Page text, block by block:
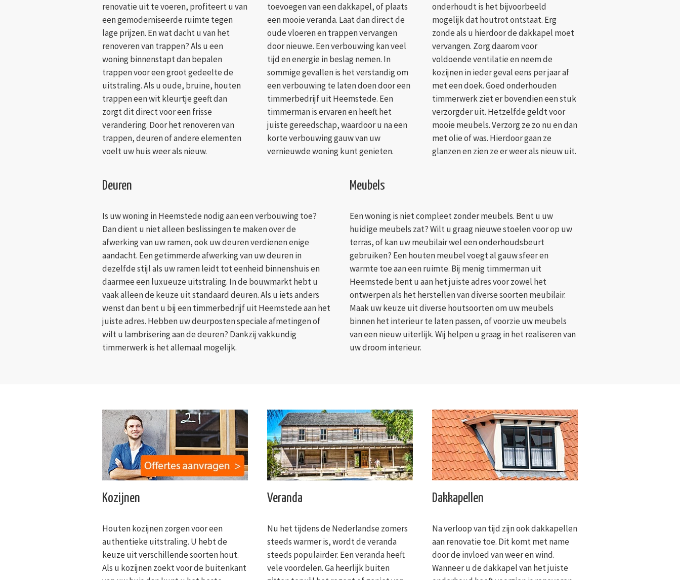
renovatie uit te voeren, profiteert u van
een gemoderniseerde ruimte tegen
lage prijzen. En wat dacht u van het
renoveren van trappen? Als u een
woning binnenstapt dan bepalen
trappen voor een groot gedeelte de
uitstraling. Als u oude, bruine, houten
trappen een wit kleurtje geeft dan
zorgt dit direct voor een frisse
verandering. Door het renoveren van
trappen, deuren of andere elementen
voelt uw huis weer als nieuw.
toevoegen van een dakkapel, of plaats
een mooie veranda. Laat dan direct de
oude vloeren en trappen vervangen
door nieuwe. Een verbouwing kan veel
tijd en energie in beslag nemen. In
sommige gevallen is het verstandig om
een verbouwing te laten doen door een
timmerbedrijf uit Heemstede. Een
timmerman is ervaren en heeft het
juiste gereedschap, waardoor u na een
korte verbouwing gauw van uw
vernieuwde woning kunt genieten.
onderhoudt is het bijvoorbeeld
mogelijk dat houtrot ontstaat. Erg
zonde als u hierdoor de dakkapel moet
vervangen. Zorg daarom voor
voldoende ventilatie en neem de
kozijnen in ieder geval eens per jaar af
met een doek. Goed onderhouden
timmerwerk ziet er bovendien een stuk
verzorgder uit. Hetzelfde geldt voor
mooie meubels. Verzorg ze zo nu en dan
met olie of was. Hierdoor gaan ze
glanzen en zien ze er weer als nieuw uit.
Deuren
Is uw woning in Heemstede nodig aan een verbouwing toe?
Dan dient u niet alleen beslissingen te maken over de
afwerking van uw ramen, ook uw deuren verdienen enige
aandacht. Een getimmerde afwerking van uw deuren in
dezelfde stijl als uw ramen leidt tot eenheid binnenshuis en
daarmee een luxueuze uitstraling. In de bouwmarkt hebt u
vaak alleen de keuze uit standaard deuren. Als u iets anders
wenst dan bent u bij een timmerbedrijf uit Heemstede aan het
juiste adres. Hebben uw deurposten speciale afmetingen of
wilt u lambrisering aan de deuren? Dankzij vakkundig
timmerwerk is het allemaal mogelijk.
Meubels
Een woning is niet compleet zonder meubels. Bent u uw
huidige meubels zat? Wilt u graag nieuwe stoelen voor op uw
terras, of kan uw meubilair wel een onderhoudsbeurt
gebruiken? Een houten meubel voegt al gauw sfeer en
warmte toe aan een ruimte. Bij menig timmerman uit
Heemstede bent u aan het juiste adres voor zowel het
ontwerpen als het herstellen van diverse soorten meubilair.
Maak uw keuze uit diverse houtsoorten om uw meubels
binnen het interieur te laten passen, of voorzie uw meubels
van een nieuw uiterlijk. Wij helpen u graag in het realiseren van
uw droom interieur.
Kozijnen
Houten kozijnen zorgen voor een
authentieke uitstraling. U hebt de
keuze uit verschillende soorten hout.
Als u kozijnen zoekt voor de buitenkant
Veranda
Nu het tijdens de Nederlandse zomers
steeds warmer is, wordt de veranda
steeds populairder. Een veranda heeft
vele voordelen. Ga heerlijk buiten
Dakkapellen
Na verloop van tijd zijn ook dakkapellen
aan renovatie toe. Dit komt met name
door de invloed van weer en wind.
Wanneer u de dakkapel van het juiste